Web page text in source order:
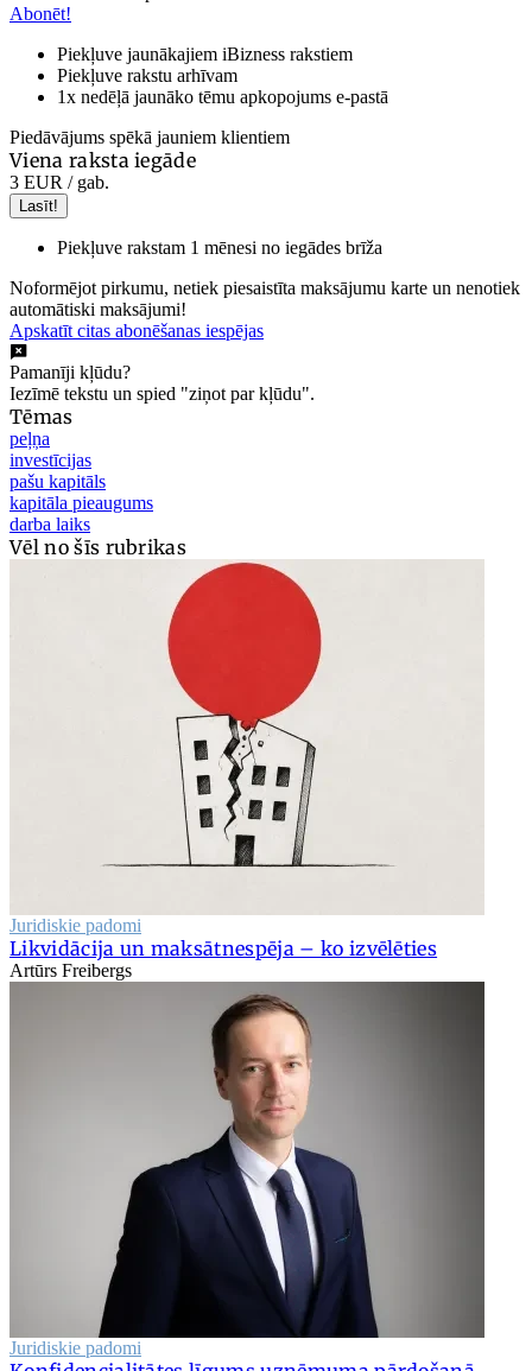
Abonēt!
Piekļuve jaunākajiem iBizness rakstiem
Piekļuve rakstu arhīvam
1x nedēļā jaunāko tēmu apkopojums e-pastā
Piedāvājums spēkā jauniem klientiem
Viena raksta iegāde
3 EUR / gab.
Lasīt!
Piekļuve rakstam 1 mēnesi no iegādes brīža
Noformējot pirkumu, netiek piesaistīta maksājumu karte un nenotiek
automātiski maksājumi!
Apskatīt citas abonēšanas iespējas
Pamanīji kļūdu?
Iezīmē tekstu un spied "ziņot par kļūdu".
Tēmas
peļņa
investīcijas
pašu kapitāls
kapitāla pieaugums
darba laiks
Vēl no šīs rubrikas
Juridiskie padomi
Likvidācija un maksātnespēja – ko izvēlēties
Artūrs Freibergs
Juridiskie padomi